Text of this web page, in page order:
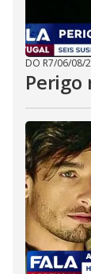
DO R7/06/08/
Perigo